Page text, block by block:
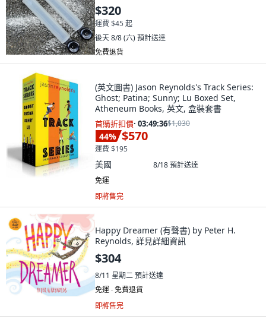
$320
運費 $45 起
後天 8/8 (六) 預計送達
免費退貨
(英文圖書) Jason Reynolds's Track Series:
Ghost; Patina; Sunny; Lu Boxed Set,
Atheneum Books, 英文, 盒裝套書
首購折扣價· 03:49:34$1,030
44% $570
運費 $195
美國 8/18預計送達
免運
即將售完
Happy Dreamer (有聲書) by Peter H.
Reynolds, 詳見詳細資訊
$304
8/11 星期二預計送達
免運 ∙ 免費退貨
即將售完